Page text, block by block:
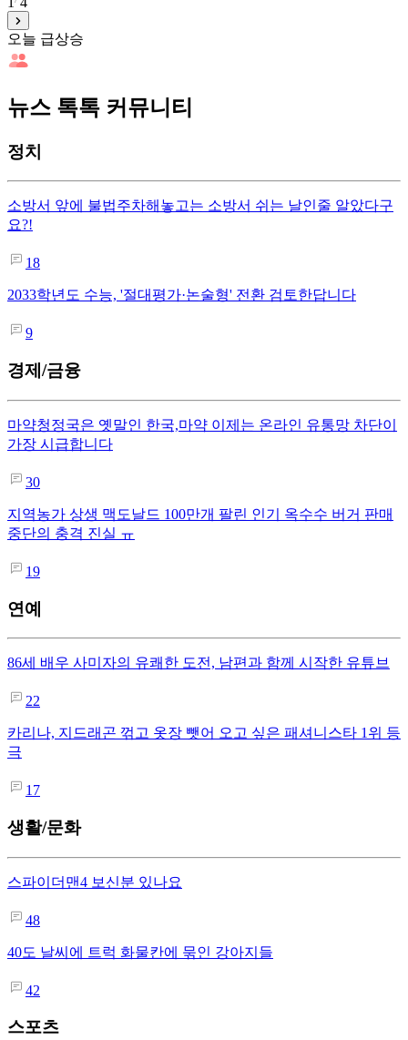
오늘 급상승
뉴스 톡톡 커뮤니티
정치
소방서 앞에 불법주차해놓고는 소방서 쉬는 날인줄 알았다구
요?!
18
2033학년도 수능, '절대평가·논술형' 전환 검토한답니다
9
경제/금융
마약청정국은 옛말인 한국,마약 이제는 온라인 유통망 차단이
가장 시급합니다
30
지역농가 상생 맥도날드 100만개 팔린 인기 옥수수 버거 판매
중단의 충격 진실 ㅠ
19
연예
86세 배우 사미자의 유쾌한 도전, 남편과 함께 시작한 유튜브
22
카리나, 지드래곤 꺾고 옷장 뺏어 오고 싶은 패셔니스타 1위 등
극
17
생활/문화
스파이더맨4 보신분 있나요
48
40도 날씨에 트럭 화물칸에 묶인 강아지들
42
스포츠